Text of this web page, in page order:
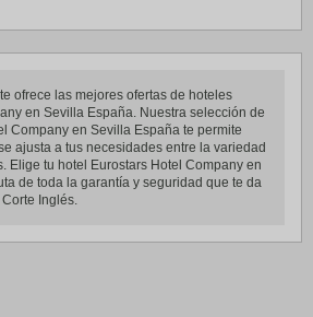
ofrece las mejores ofertas de hoteles
en Sevilla España. Nuestra selección de
Company en Sevilla España te permite
ajusta a tus necesidades entre la variedad
Elige tu hotel Eurostars Hotel Company en
de toda la garantía y seguridad que te da
Inglés.